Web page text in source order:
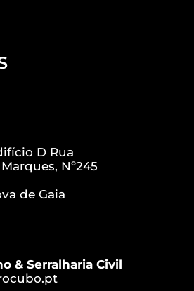
D Rua
Nº245
de Gaia
& Serralharia Civil